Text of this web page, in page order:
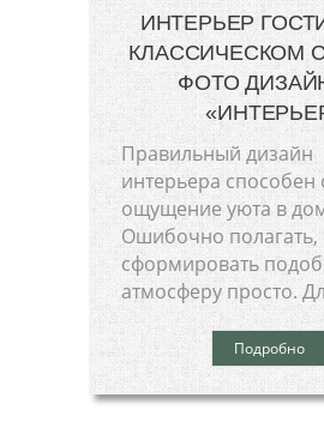
ИНТЕРЬЕР
КЛАССИЧЕСКОМ
ФОТО
Правильный дизайн
интерьера способен
ощущение уюта в
Ошибочно полагать,
сформировать
атмосферу просто.
Подробно